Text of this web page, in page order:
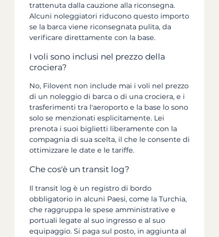
trattenuta dalla cauzione alla riconsegna.
Alcuni noleggiatori riducono questo importo
se la barca viene riconsegnata pulita, da
verificare direttamente con la base.
I voli sono inclusi nel prezzo della
crociera?
No, Filovent non include mai i voli nel prezzo
di un noleggio di barca o di una crociera, e i
trasferimenti tra l'aeroporto e la base lo sono
solo se menzionati esplicitamente. Lei
prenota i suoi biglietti liberamente con la
compagnia di sua scelta, il che le consente di
ottimizzare le date e le tariffe.
Che cos'è un transit log?
Il transit log è un registro di bordo
obbligatorio in alcuni Paesi, come la Turchia,
che raggruppa le spese amministrative e
portuali legate al suo ingresso e al suo
equipaggio. Si paga sul posto, in aggiunta al